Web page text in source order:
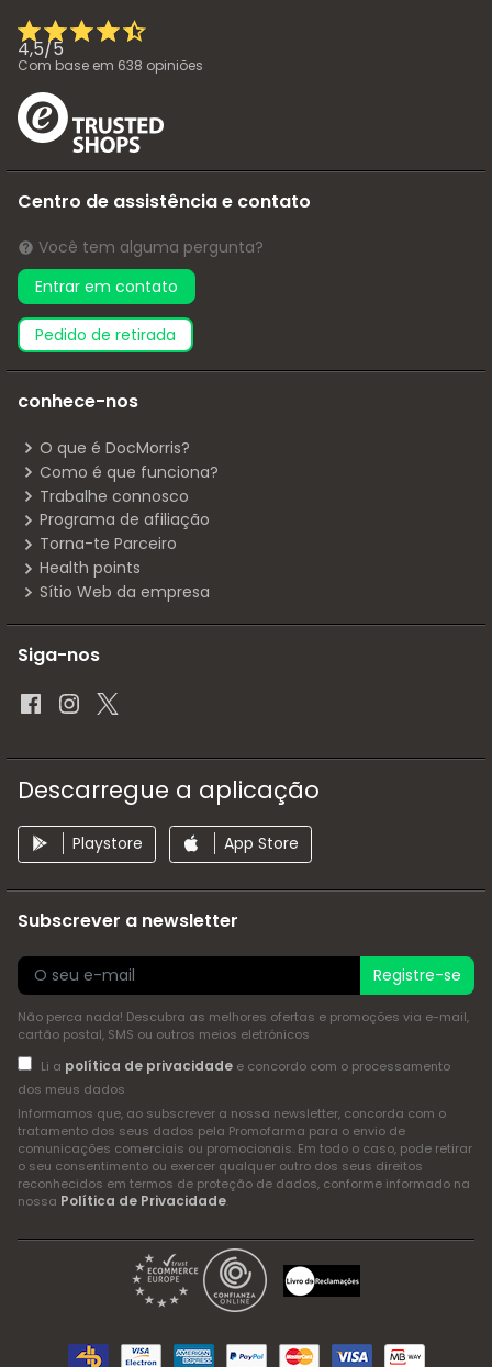
4,5/5
Com base em 638 opiniões
Centro de assistência e contato
Você tem alguma pergunta?
Entrar em contato
pedido de retirada
conhece-nos
O que é DocMorris?
Como é que funciona?
Trabalhe connosco
Programa de afiliação
Torna-te Parceiro
Health points
Sítio Web da empresa
Siga-nos
Descarregue a aplicação
Playstore App Store
Subscrever a newsletter
Registre-se
Não perca nada! Descubra as melhores ofertas e promoções via e-mail,
cartão postal, SMS ou outros meios eletrónicos
Li a política de privacidadee concordo com o processamento
dos meus dados
Informamos que, ao subscrever a nossa newsletter, concorda com o
tratamento dos seus dados pela Promofarma para o envio de
comunicações comerciais ou promocionais. Em todo o caso, pode retirar
o seu consentimento ou exercer qualquer outro dos seus direitos
reconhecidos em termos de proteção de dados, conforme informado na
nossa Política de Privacidade.